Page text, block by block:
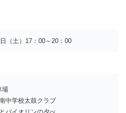
（土）17：00～20：00
場
中学校太鼓クラブ